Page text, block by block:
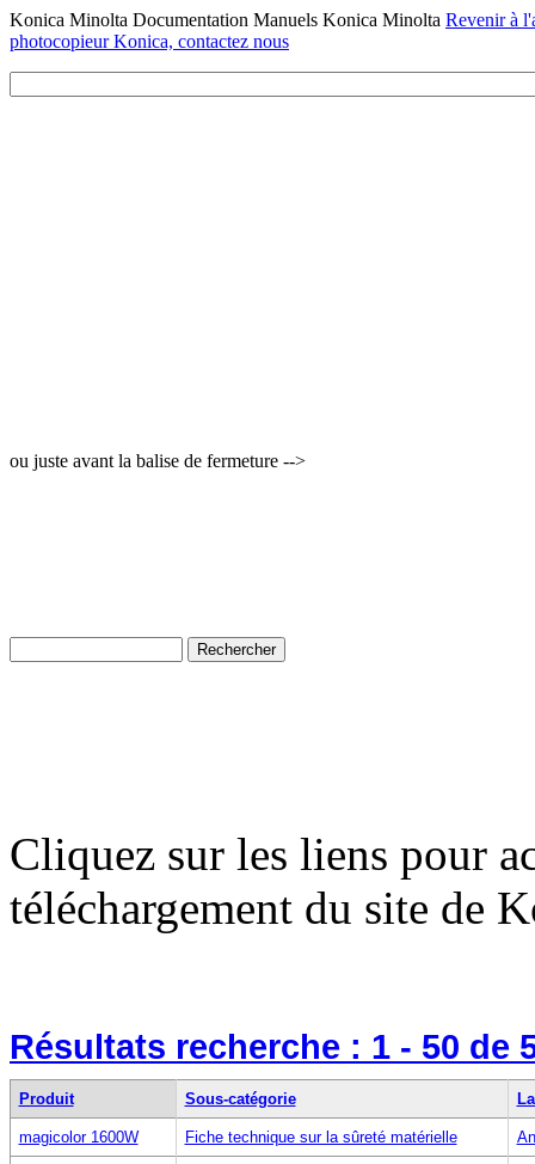
Konica Minolta Documentation Manuels Konica Minolta Revenir à
photocopieur Konica, contactez nous
ou juste avant la balise de fermeture -->
Cliquez sur les liens pour
téléchargement du site de
Résultats recherche : 1 - 50 de
Produit Sous-catégorie
magicolor 1600W Fiche technique sur la sûreté matérielle